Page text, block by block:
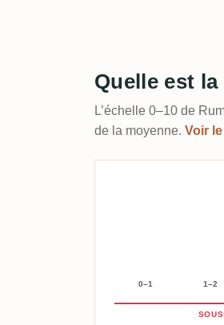
Quelle est
L’échelle 0–10 de
de la moyenne. Voir
0–1 1–2